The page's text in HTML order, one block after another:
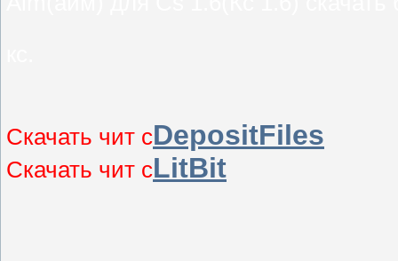
Скачать чит сDepositFiles
Скачать чит сLitBit